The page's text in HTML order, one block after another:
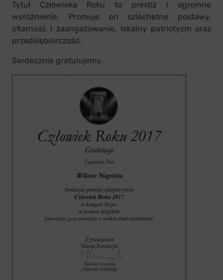
Tytuł Człowieka Roku to prestiż i ogromne
wyróżnienie. Promuje on szlachetne postawy,
ofiarność i zaangażowanie, lokalny patriotyzm oraz
przedsiębiorczość.
Serdecznie gratulujemy.